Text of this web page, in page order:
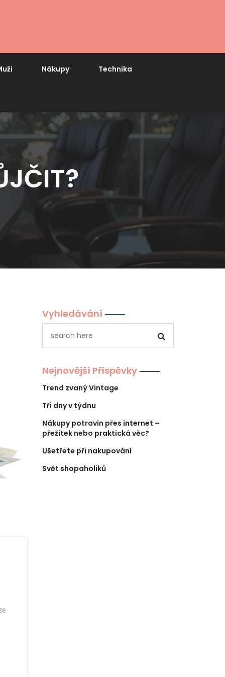
Nákupy Technika
Vyhledávání
Nejnovější Příspěvky
Trend zvaný Vintage
Tři dny v týdnu
Nákupy potravin přes internet –
přežitek nebo praktická věc?
Ušetřete při nakupování
Svět shopaholiků